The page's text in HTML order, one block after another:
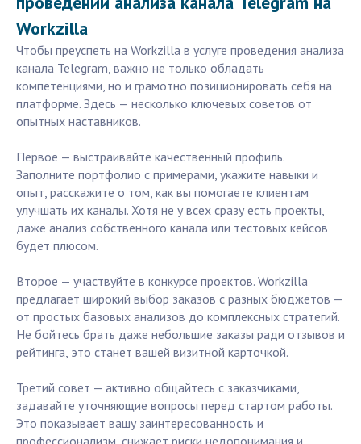
Workzilla
Чтобы преуспеть на Workzilla в услуге проведения анализа
канала Telegram, важно не только обладать
компетенциями, но и грамотно позиционировать себя на
платформе. Здесь — несколько ключевых советов от
опытных наставников.
Первое — выстраивайте качественный профиль.
Заполните портфолио с примерами, укажите навыки и
опыт, расскажите о том, как вы помогаете клиентам
улучшать их каналы. Хотя не у всех сразу есть проекты,
даже анализ собственного канала или тестовых кейсов
будет плюсом.
Второе — участвуйте в конкурсе проектов. Workzilla
предлагает широкий выбор заказов с разных бюджетов —
от простых базовых анализов до комплексных стратегий.
Не бойтесь брать даже небольшие заказы ради отзывов и
рейтинга, это станет вашей визитной карточкой.
Третий совет — активно общайтесь с заказчиками,
задавайте уточняющие вопросы перед стартом работы.
Это показывает вашу заинтересованность и